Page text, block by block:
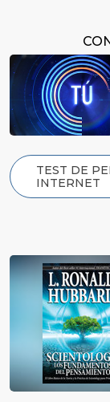
TEST DE
INTERNET